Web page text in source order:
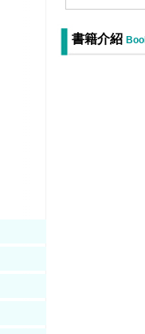
書籍介紹